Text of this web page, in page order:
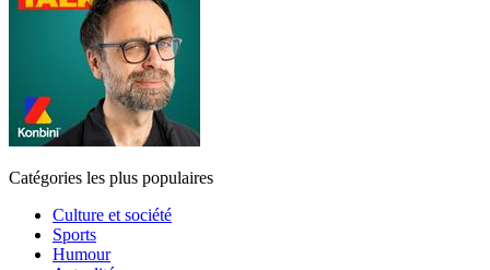
Catégories les plus populaires
Culture et société
Sports
Humour